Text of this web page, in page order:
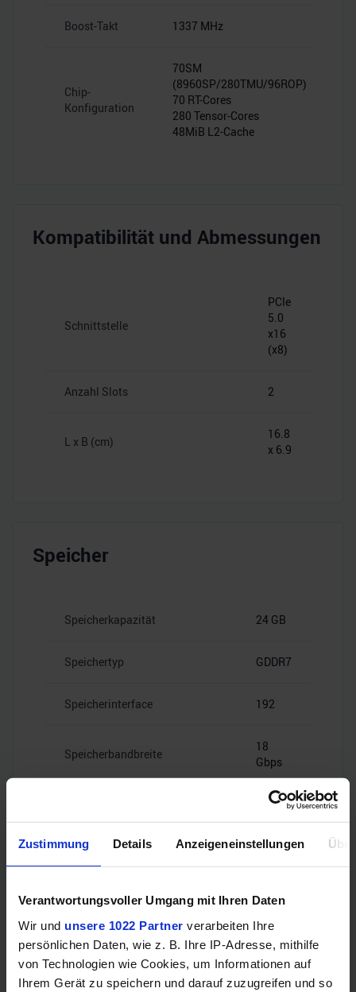
Zustimmung Details Anzeigeneinstellungen
Verantwortungsvoller Umgang mit Ihren Daten
Wir und unsere 1022 Partner verarbeiten Ihre
persönlichen Daten, wie z. B. Ihre IP-Adresse, mithilfe
von Technologien wie Cookies, um Informationen auf
Ihrem Gerät zu speichern und darauf zuzugreifen und so
Boost-Takt 1337 MHz
Chip-
Konfiguration
70SM
(8960SP/280TMU/96ROP)
70 RT-Cores
280 Tensor-Cores
48MiB L2-Cache
Kompatibilität und Abmessungen
Schnittstelle
PCIe
5.0
x16
(x8)
Anzahl Slots 2
L x B (cm)
16.8
x 6.9
Speicher
Speicherkapazität 24 GB
Speichertyp GDDR7
Speicherinterface 192
Speicherbandbreite
18
Gbps
Videoanschlüsse
HDMI –